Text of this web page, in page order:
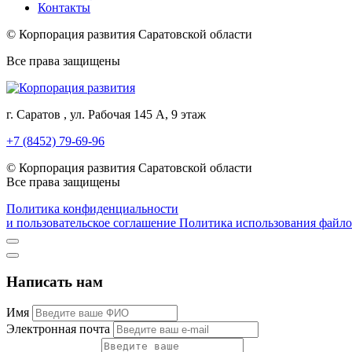
Контакты
© Корпорация развития Саратовской области
Все права защищены
г. Саратов , ул. Рабочая 145 А, 9 этаж
+7 (8452) 79-69-96
© Корпорация развития Саратовской области
Все права защищены
Политика конфиденциальности
и пользовательское соглашение Политика использования
Написать нам
Имя
Электронная почта